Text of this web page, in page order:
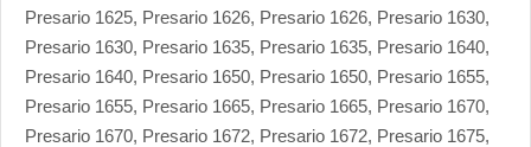
Presario 1625, Presario 1626, Presario 1626, Presario 1630,
Presario 1630, Presario 1635, Presario 1635, Presario 1640,
Presario 1640, Presario 1650, Presario 1650, Presario 1655,
Presario 1655, Presario 1665, Presario 1665, Presario 1670,
Presario 1670, Presario 1672, Presario 1672, Presario 1675,